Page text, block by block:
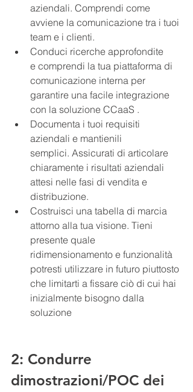
aziendali. Comprendi come
avviene la comunicazione tra i tuoi
team e i clienti.
Conduci ricerche approfondite
e comprendi la tua piattaforma di
comunicazione interna per
garantire una facile integrazione
con la soluzione CCaaS .
Documenta i tuoi requisiti
aziendali e mantienili
semplici. Assicurati di articolare
chiaramente i risultati aziendali
attesi nelle fasi di vendita e
distribuzione.
Costruisci una tabella di marcia
attorno alla tua visione. Tieni
presente quale
ridimensionamento e funzionalità
potresti utilizzare in futuro piuttosto
che limitarti a fissare ciò di cui hai
inizialmente bisogno dalla
soluzione
2: Condurre
dimostrazioni/POC dei